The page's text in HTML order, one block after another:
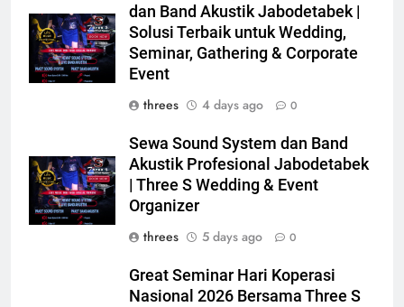
dan Band Akustik Jabodetabek |
Solusi Terbaik untuk Wedding,
Seminar, Gathering & Corporate
Event
threes
4 days ago 0
Sewa Sound System dan Band
Akustik Profesional Jabodetabek
| Three S Wedding & Event
Organizer
threes
5 days ago 0
Great Seminar Hari Koperasi
Nasional 2026 Bersama Three S